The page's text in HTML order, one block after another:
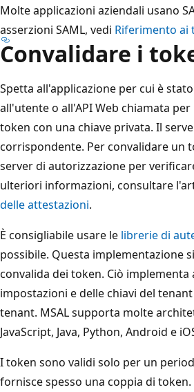
Molte applicazioni aziendali usano
asserzioni SAML, vedi Riferimento ai
Convalidare i
Spetta all'applicazione per cui è
all'utente o all'API Web chiamata
token con una chiave privata. Il
corrispondente. Per convalidare un
server di autorizzazione per
ulteriori informazioni, consultare
delle attestazioni.
È consigliabile usare le librerie di
possibile. Questa implementazione
convalida dei token. Ciò
impostazioni e delle chiavi del
tenant. MSAL supporta molte
JavaScript, Java, Python, Android e
I token sono validi solo per un
fornisce spesso una coppia di